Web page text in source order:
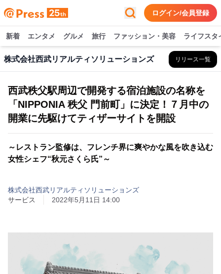
ログイン/会員登録
新着 エンタメ グルメ 旅行 ファッション・美容 ライフスタ
株式会社西武リアルティソリューションズ リリース一覧
西武秩父駅周辺で開発する宿泊施設の名称を
「NIPPONIA 秩父 門前町」に決定！７月中の
開業に先駆けてティザーサイトを開設
～レストラン監修は、フレンチ界に爽やかな風を吹き込む
女性シェフ“秋元さくら氏”～
株式会社西武リアルティソリューションズ
サービス
2022年5月11日 14:00